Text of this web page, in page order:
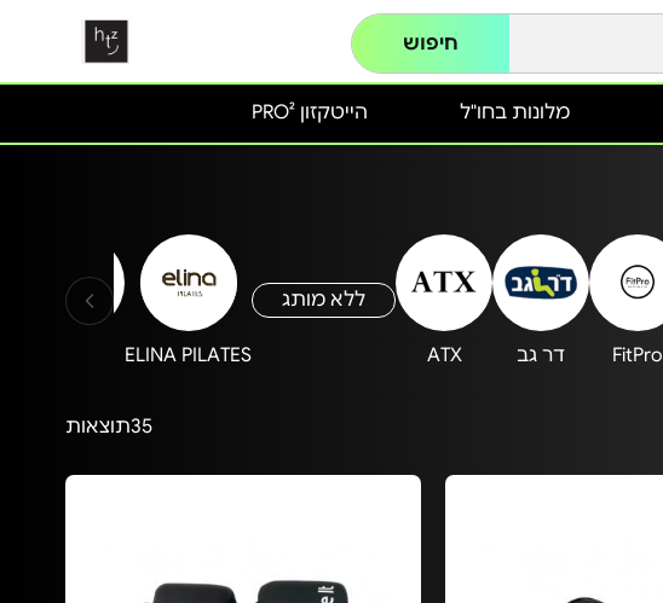
חיפוש
הייטקזון PRO² מלונות בחו"ל
FitPro דר גב ATX
ללא מותג
ELINA PILATES
35תוצאות